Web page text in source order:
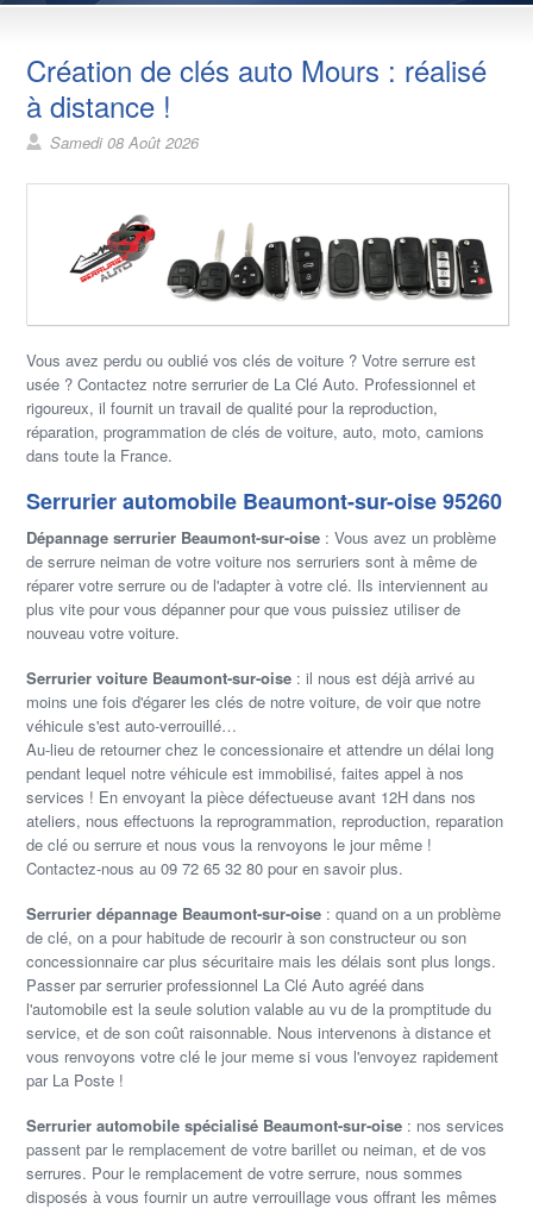
Création de clés auto Mours : réalisé
à distance !
Samedi 08 Août 2026
Vous avez perdu ou oublié vos clés de voiture ? Votre serrure est
usée ? Contactez notre serrurier de La Clé Auto. Professionnel et
rigoureux, il fournit un travail de qualité pour la reproduction,
réparation, programmation de clés de voiture, auto, moto, camions
dans toute la France.
Serrurier automobile Beaumont-sur-oise 95260
Dépannage serrurier Beaumont-sur-oise : Vous avez un problème
de serrure neiman de votre voiture nos serruriers sont à même de
réparer votre serrure ou de l'adapter à votre clé. Ils interviennent au
plus vite pour vous dépanner pour que vous puissiez utiliser de
nouveau votre voiture.
Serrurier voiture Beaumont-sur-oise : il nous est déjà arrivé au
moins une fois d'égarer les clés de notre voiture, de voir que notre
véhicule s'est auto-verrouillé…
Au-lieu de retourner chez le concessionaire et attendre un délai long
pendant lequel notre véhicule est immobilisé, faites appel à nos
services ! En envoyant la pièce défectueuse avant 12H dans nos
ateliers, nous effectuons la reprogrammation, reproduction, reparation
de clé ou serrure et nous vous la renvoyons le jour même !
Contactez-nous au 09 72 65 32 80 pour en savoir plus.
Serrurier dépannage Beaumont-sur-oise : quand on a un problème
de clé, on a pour habitude de recourir à son constructeur ou son
concessionnaire car plus sécuritaire mais les délais sont plus longs.
Passer par serrurier professionnel La Clé Auto agréé dans
l'automobile est la seule solution valable au vu de la promptitude du
service, et de son coût raisonnable. Nous intervenons à distance et
vous renvoyons votre clé le jour meme si vous l'envoyez rapidement
par La Poste !
Serrurier automobile spécialisé Beaumont-sur-oise : nos services
passent par le remplacement de votre barillet ou neiman, et de vos
serrures. Pour le remplacement de votre serrure, nous sommes
disposés à vous fournir un autre verrouillage vous offrant les mêmes